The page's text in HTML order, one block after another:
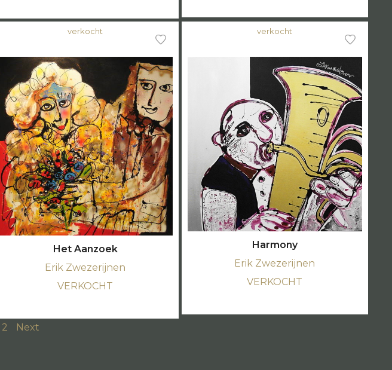
verkocht
Het Aanzoek
Erik Zwezerijnen
VERKOCHT
verkocht
Harmony
Erik Zwezerijnen
VERKOCHT
2 Next